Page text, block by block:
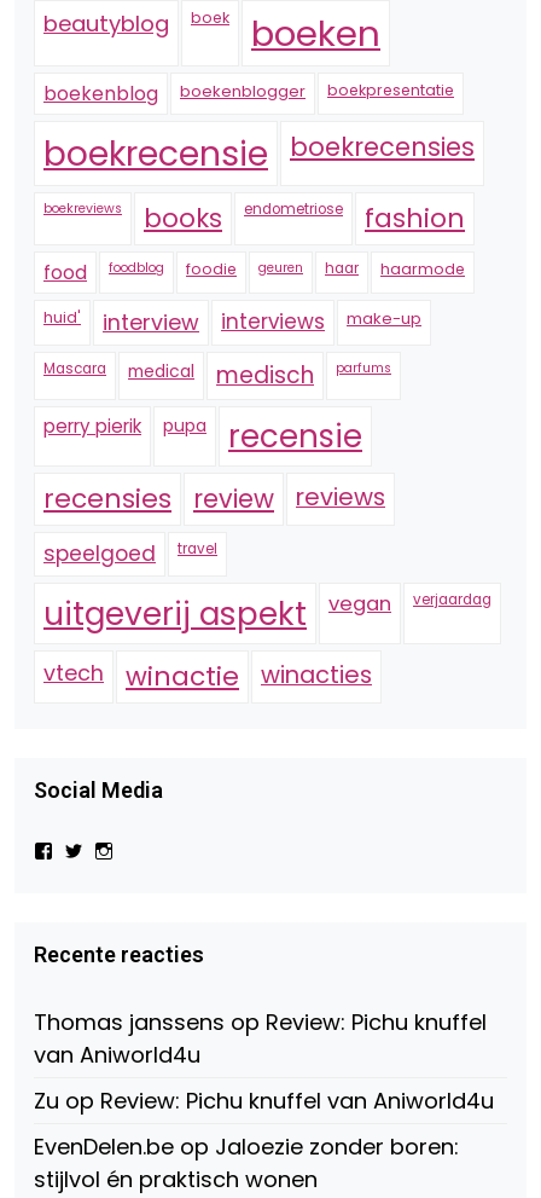
beautyblog boek boeken
boekenblog boekenblogger boekpresentatie
boekrecensie boekrecensies
boekreviews books endometriose fashion
food foodblog foodie geuren haar haarmode
huid' interview interviews make-up
Mascara medical medisch parfums
perry pierik pupa recensie
recensies review reviews
speelgoed travel
uitgeverij aspekt vegan verjaardag
vtech winactie winacties
Social Media
Bekijk
Beauty-
147775071915783/?
Facebook
Bekijk
op
Twitter
op
Instagram
Recente reacties
Thomas janssens op Review: Pichu knuffel
van Aniworld4u
Zu op Review: Pichu knuffel van Aniworld4u
EvenDelen.be op Jaloezie zonder boren:
stijlvol én praktisch wonen